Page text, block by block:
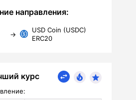
направления:
→
USD Coin (USDC)
ERC20
курс